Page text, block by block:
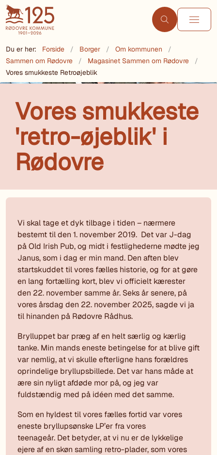
Du er her: Forside Borger
Om kommunen
Sammen om Rødovre
Magasinet Sammen om Rødovre
Vores smukkeste Retroøjeblik
Vores smukkeste
'retro-øjeblik' i
Rødovre
Vi skal tage et dyk tilbage i tiden – nærmere
bestemt til den 1. november 2019. Det var J-dag
på Old Irish Pub, og midt i festlighederne mødte jeg
Janus, som i dag er min mand. Den aften blev
startskuddet til vores fælles historie, og for at gøre
en lang fortælling kort, blev vi officielt kærester
den 22. november samme år. Seks år senere, på
vores årsdag den 22. november 2025, sagde vi ja
til hinanden på Rødovre Rådhus.
Brylluppet bar præg af en helt særlig og kærlig
tanke. Min mands eneste betingelse for at blive gift
var nemlig, at vi skulle efterligne hans forældres
oprindelige bryllupsbillede. Det var hans måde at
ære sin nyligt afdøde mor på, og jeg var
fuldstændig med på idéen med det samme.
Som en hyldest til vores fælles fortid var vores
eneste bryllupsønske LP’er fra vores
teenageår. Det betyder, at vi nu er de lykkelige
ejere af en skøn samling retro-plader, som vores